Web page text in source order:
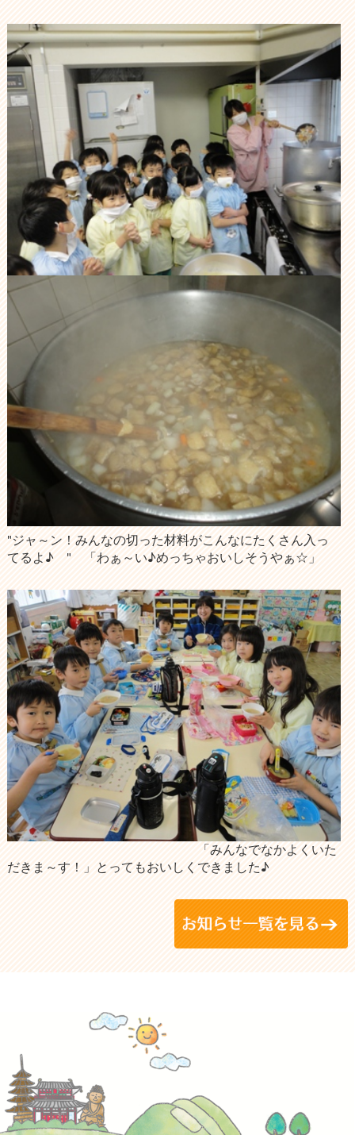
"ジャ～ン！みんなの切った材料がこんなにたくさん入っ
てるよ♪ " 「わぁ～い♪めっちゃおいしそうやぁ☆」
「みんなでなかよくいた
だきま～す！」とってもおいしくできました♪